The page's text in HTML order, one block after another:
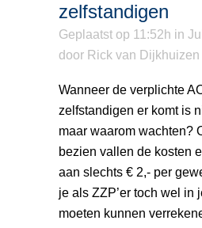
zelfstandigen
Geplaatst op 11:52h in
door Rick van Dijkhuizen
Wanneer de verplichte
zelfstandigen er komt is
maar waarom wachten?
bezien vallen de kosten
aan slechts € 2,- per
je als ZZP’er toch wel in
moeten kunnen